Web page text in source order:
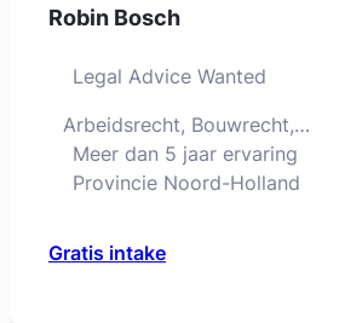
Robin Bosch
Legal Advice Wanted
Arbeidsrecht, Bouwrecht,
Consumentenrecht &
Jurist
Meer dan 5 jaar ervaring
Provincie Noord-Holland
Gratis intake